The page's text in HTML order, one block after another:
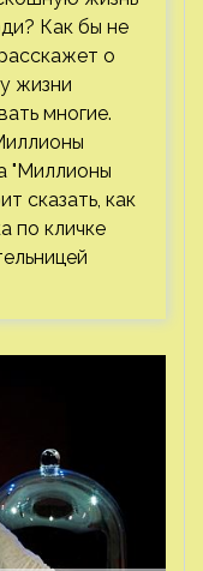
Как бы не
о
жизни
многие.
"Миллионы
сказать, как
по кличке